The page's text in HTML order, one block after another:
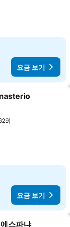
요금 보기
가
요금 보기
스파냐